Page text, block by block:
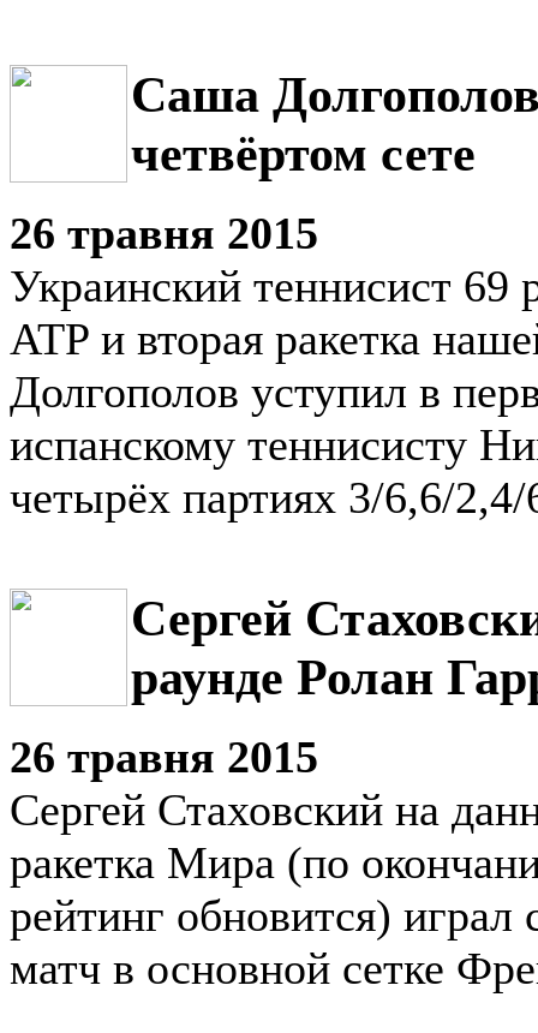
Саша
четвёртом сете
26 травня 2015
Украинский теннисист 69
ATP и вторая ракетка
Долгополов уступил в
испанскому теннисисту
четырёх партиях 3/6,6/
Сергей
раунде Ролан
26 травня 2015
Сергей Стаховский на
ракетка Мира (по
рейтинг обновится) играл
матч в основной сетке